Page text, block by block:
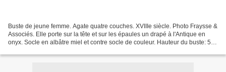
Buste de jeune femme. Agate quatre couches. XVIIIe siècle. Photo Fraysse &
Associés. Elle porte sur la tête et sur les épaules un drapé à l'Antique en
onyx. Socle en albâtre miel et contre socle de couleur. Hauteur du buste: 5